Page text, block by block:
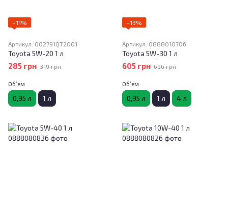
−11%
Артикул: 002791QT2001
Toyota 5W-20 1 л
285 грн 319 грн
Об’єм
0,95 л 1 л
−13%
Артикул: 0888010706
Toyota 5W-30 1 л
605 грн 696 грн
Об’єм
0,95 л 1 л 4 л